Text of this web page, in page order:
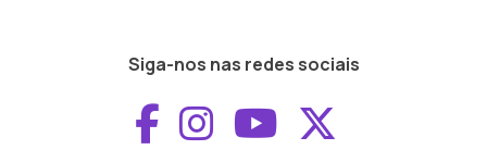
Siga-nos nas redes sociais
Aceder ao
Aceder ao
Aceder ao